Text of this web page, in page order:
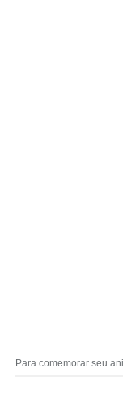
Para comemorar seu